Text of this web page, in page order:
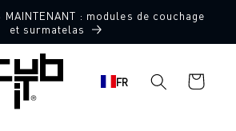
MAINTENANT : modules de couchage
et surmatelas
FR
Panier
d'achat